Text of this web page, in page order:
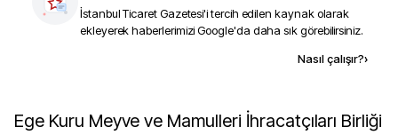
İstanbul Ticaret Gazetesi'i tercih edilen kaynak olarak
ekleyerek haberlerimizi Google'da daha sık görebilirsiniz.
Nasıl çalışır?›
Ege Kuru Meyve ve Mamulleri İhracatçıları Birliği